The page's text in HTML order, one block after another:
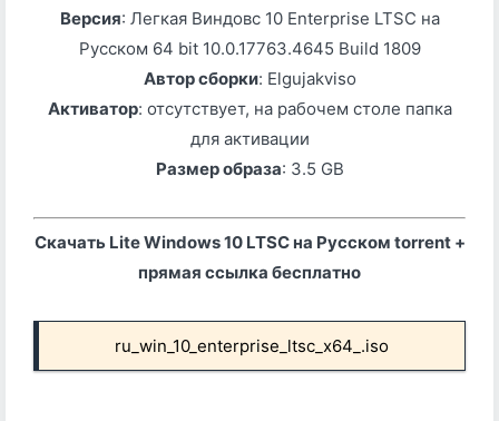
Версия: Легкая Виндовс 10 Enterprise LTSC на
Русском 64 bit 10.0.17763.4645 Build 1809
Автор сборки: Elgujakviso
Активатор: отсутствует, на рабочем столе папка
для активации
Размер образа: 3.5 GB
Скачать Lite Windows 10 LTSC на Русском torrent +
прямая ссылка бесплатно
ru_win_10_enterprise_ltsс_x64_.iso